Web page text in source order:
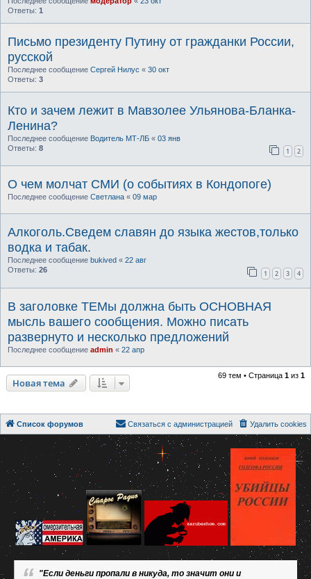
Ответы: 1
Письмо президенту Путину от гражданки России,
русской
Последнее сообщение Сергей Нилус « 30 окт
Ответы: 3
Кто и зачем лежит в Мавзолее Ульянова-Бланка-
Ленина?
Последнее сообщение Водитель МТ-ЛБ « 03 янв
Ответы: 8 1 2
О чем молчат СМИ (о событиях в Кондопоге)
Последнее сообщение Светлана « 09 мар
Алкоголь.Сведем славян до языка жестов,только
водка и табак.
Последнее сообщение bukived « 22 авг
Ответы: 26 1 2 3 4
В заголовке ТЕМы должна быть ОСНОВНАЯ
мысль вашего сообщения. Можно писать
развернуто и несколько предложений
Последнее сообщение admin « 22 апр
Новая тема
69 тем • Страница 1 из 1
Список форумов Удалить cookies
Связаться с администрацией
"Если деньги пропали в никуда, то значит они и